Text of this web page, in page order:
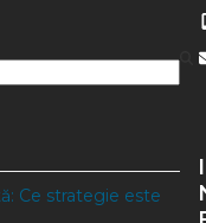
Ce strategie este
I